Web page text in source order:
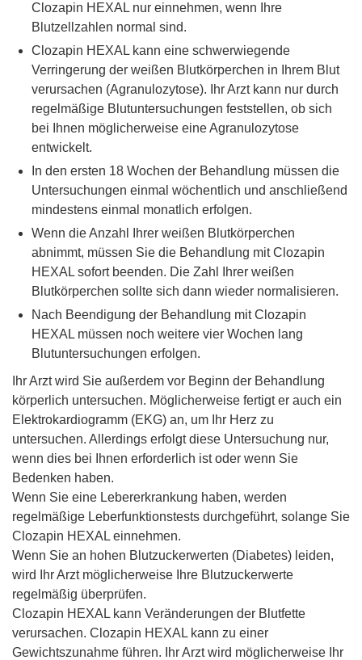
Clozapin HEXAL nur einnehmen, wenn Ihre
Blutzellzahlen normal sind.
Clozapin HEXAL kann eine schwerwiegende
Verringerung der weißen Blutkörperchen in Ihrem Blut
verursachen (Agranulozytose). Ihr Arzt kann nur durch
regelmäßige Blutuntersuchungen feststellen, ob sich
bei Ihnen möglicherweise eine Agranulozytose
entwickelt.
In den ersten 18 Wochen der Behandlung müssen die
Untersuchungen einmal wöchentlich und anschließend
mindestens einmal monatlich erfolgen.
Wenn die Anzahl Ihrer weißen Blutkörperchen
abnimmt, müssen Sie die Behandlung mit Clozapin
HEXAL sofort beenden. Die Zahl Ihrer weißen
Blutkörperchen sollte sich dann wieder normalisieren.
Nach Beendigung der Behandlung mit Clozapin
HEXAL müssen noch weitere vier Wochen lang
Blutuntersuchungen erfolgen.
Ihr Arzt wird Sie außerdem vor Beginn der Behandlung
körperlich untersuchen. Möglicherweise fertigt er auch ein
Elektrokardiogramm (EKG) an, um Ihr Herz zu
untersuchen. Allerdings erfolgt diese Untersuchung nur,
wenn dies bei Ihnen erforderlich ist oder wenn Sie
Bedenken haben.
Wenn Sie eine Lebererkrankung haben, werden
regelmäßige Leberfunktionstests durchgeführt, solange Sie
Clozapin HEXAL einnehmen.
Wenn Sie an hohen Blutzuckerwerten (Diabetes) leiden,
wird Ihr Arzt möglicherweise Ihre Blutzuckerwerte
regelmäßig überprüfen.
Clozapin HEXAL kann Veränderungen der Blutfette
verursachen. Clozapin HEXAL kann zu einer
Gewichtszunahme führen. Ihr Arzt wird möglicherweise Ihr